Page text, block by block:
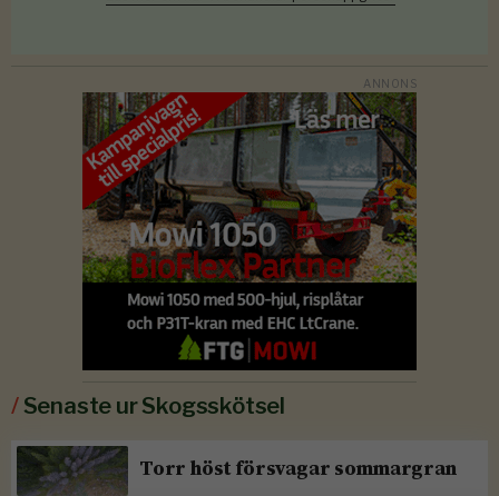
/Senaste ur Skogsskötsel
Torr höst försvagar sommargran